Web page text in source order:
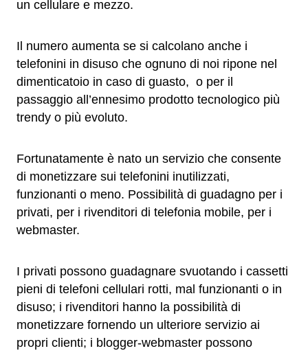
un cellulare e mezzo.
Il numero aumenta se si calcolano anche i
telefonini in disuso che ognuno di noi ripone nel
dimenticatoio in caso di guasto, o per il
passaggio all’ennesimo prodotto tecnologico più
trendy o più evoluto.
Fortunatamente è nato un servizio che consente
di monetizzare sui telefonini inutilizzati,
funzionanti o meno. Possibilità di guadagno per i
privati, per i rivenditori di telefonia mobile, per i
webmaster.
I privati possono guadagnare svuotando i cassetti
pieni di telefoni cellulari rotti, mal funzionanti o in
disuso; i rivenditori hanno la possibilità di
monetizzare fornendo un ulteriore servizio ai
propri clienti; i blogger-webmaster possono